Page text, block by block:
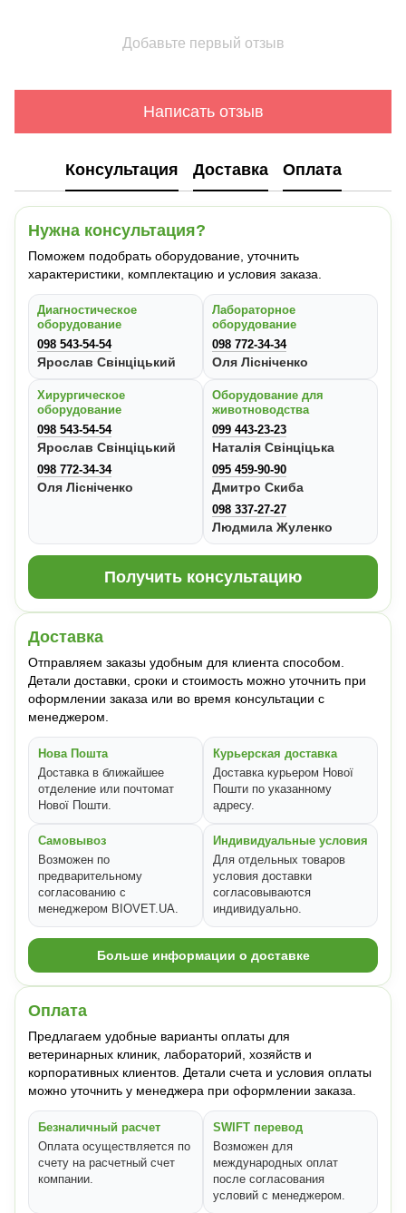
Добавьте первый отзыв
Написать отзыв
Консультация Доставка Оплата
Нужна консультация?
Поможем подобрать оборудование, уточнить
характеристики, комплектацию и условия заказа.
Диагностическое
оборудование
098 543-54-54
Ярослав Свінціцький
Лабораторное
оборудование
098 772-34-34
Оля Лісніченко
Хирургическое
оборудование
098 543-54-54
Ярослав Свінціцький
098 772-34-34
Оля Лісніченко
Оборудование для
животноводства
099 443-23-23
Наталія Свінціцька
095 459-90-90
Дмитро Скиба
098 337-27-27
Людмила Жуленко
Получить консультацию
Доставка
Отправляем заказы удобным для клиента способом.
Детали доставки, сроки и стоимость можно уточнить при
оформлении заказа или во время консультации с
менеджером.
Нова Пошта
Доставка в ближайшее
отделение или почтомат
Нової Пошти.
Курьерская доставка
Доставка курьером Нової
Пошти по указанному
адресу.
Самовывоз
Возможен по
предварительному
согласованию с
менеджером BIOVET.UA.
Индивидуальные условия
Для отдельных товаров
условия доставки
согласовываются
индивидуально.
Больше информации о доставке
Оплата
Предлагаем удобные варианты оплаты для
ветеринарных клиник, лабораторий, хозяйств и
корпоративных клиентов. Детали счета и условия оплаты
можно уточнить у менеджера при оформлении заказа.
Безналичный расчет
Оплата осуществляется по
счету на расчетный счет
компании.
SWIFT перевод
Возможен для
международных оплат
после согласования
условий с менеджером.